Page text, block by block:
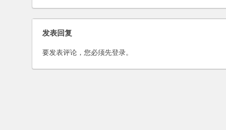
发表回复
要发表评论，您必须先登录。